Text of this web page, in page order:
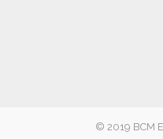
© 2019 BCM